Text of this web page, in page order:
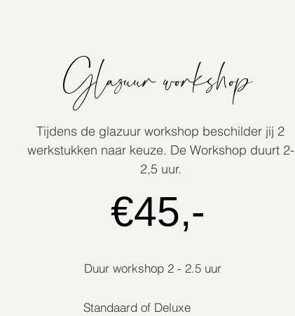
Glazuur workshop
Tijdens de glazuur workshop beschilder jij 2
werkstukken naar keuze. De Workshop duurt 2-
2,5 uur.
€45,-
Duur workshop 2 - 2.5 uur
Standaard of Deluxe